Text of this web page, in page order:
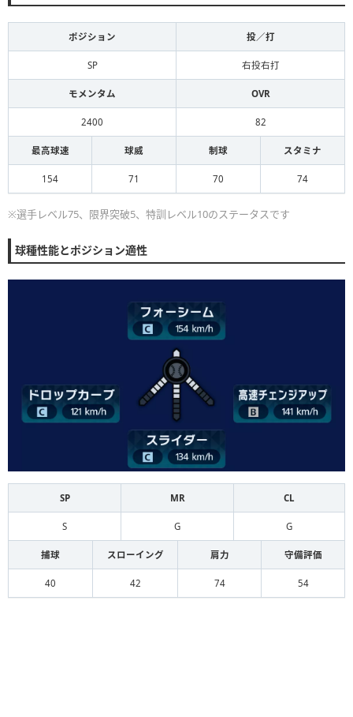
ポジション 投／打
SP 右投右打
モメンタム OVR
2400 82
最高球速 球威 制球 スタミナ
154 71 70 74
※選手レベル75、限界突破5、特訓レベル10のステータスです
球種性能とポジション適性
SP MR CL
S G G
捕球 スローイング 肩力 守備評価
40 42 74 54